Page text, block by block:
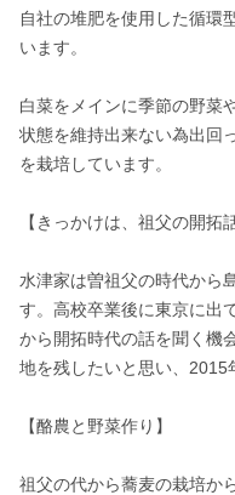
自社の堆肥を使用した循環
います。
白菜をメインに季節の野菜
状態を維持出来ない為出回
を栽培しています。
【きっかけは、祖父の開拓話
水津家は曽祖父の時代から
す。高校卒業後に東京に出
から開拓時代の話を聞く機
地を残したいと思い、2015
【酪農と野菜作り】
祖父の代から蕎麦の栽培か